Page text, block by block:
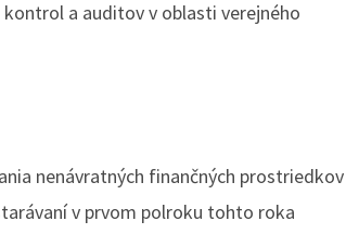
a auditov v oblasti verejného
nenávratných finančných prostriedkov
v prvom polroku tohto roka